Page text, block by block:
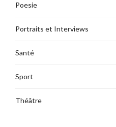
Poesie
Portraits et Interviews
Santé
Sport
Théâtre